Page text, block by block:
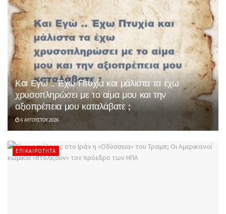
Και Εγώ .. Έχω Πτυχία και μάλιστα τα έχω
χρυσοπληρώσει με το αίμα μου και την
αξιοπρέπεια μου καταλάβατε ;
6 ΑΥΓΟΎΣΤΟΥ 2026
ΕΠΙΚΑΙΡΌΤΗΤΑ